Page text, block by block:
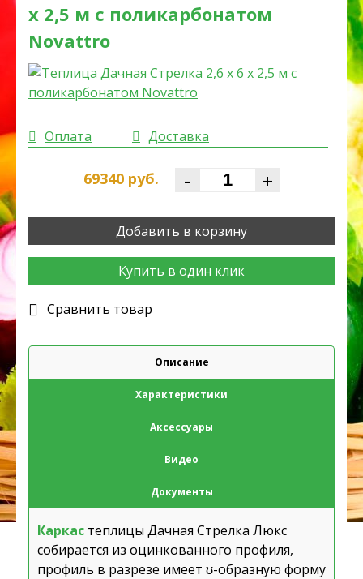
x 2,5 м с поликарбонатом
Novattro
Оплата Доставка
69340руб. - +
Добавить в корзину
Купить в один клик
Cравнить товар
Описание
Характеристики
Аксессуары
Видео
Документы
Каркас теплицы Дачная Стрелка Люкс
собирается из оцинкованного профиля,
профиль в разрезе имеет ʊ-образную форму